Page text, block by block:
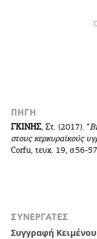
ΠΗΓΉ
ΓKINHΣ, Στ. (2017). “
στους κερκυραϊκούς
Corfu, τευχ. 19, σ.56-57
ΣΥΝΕΡΓΆΤΕΣ
Συγγραφή
η καλύτερη
Επιλέγοντας
Cookies.